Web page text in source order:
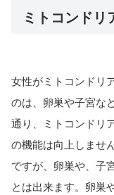
ミトコンド
女性がミトコンドリ
のは、卵巣や子宮な
通り、ミトコンドリ
の機能は向上しません
ですが、卵巣や、子
とは出来ます。卵巣